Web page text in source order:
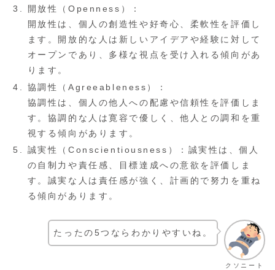
開放性（Openness）：
開放性は、個人の創造性や好奇心、柔軟性を評価し
ます。開放的な人は新しいアイデアや経験に対して
オープンであり、多様な視点を受け入れる傾向があ
ります。
協調性（Agreeableness）：
協調性は、個人の他人への配慮や信頼性を評価しま
す。協調的な人は寛容で優しく、他人との調和を重
視する傾向があります。
誠実性（Conscientiousness）：誠実性は、個人
の自制力や責任感、目標達成への意欲を評価しま
す。誠実な人は責任感が強く、計画的で努力を重ね
る傾向があります。
クソニート
たったの5つならわかりやすいね。